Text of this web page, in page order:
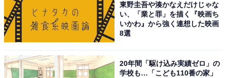
東野圭吾や湊かなえだけじゃな
い、「業と罪」を描く『映画ち
いかわ』から強く連想した映画
8選
20年間「駆け込み実績ゼロ」の
学校も…「こども110番の家」